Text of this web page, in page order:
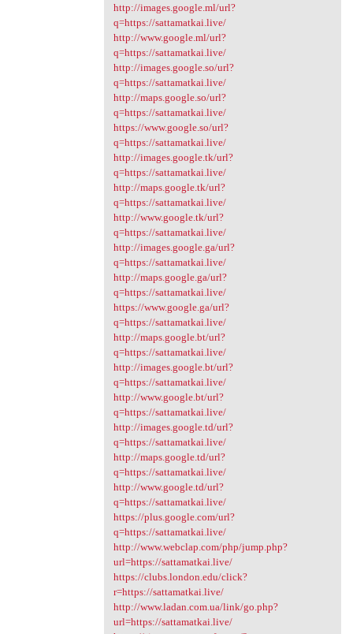
http://images.google.ml/url?
q=https://sattamatkai.live/
http://www.google.ml/url?
q=https://sattamatkai.live/
http://images.google.so/url?
q=https://sattamatkai.live/
http://maps.google.so/url?
q=https://sattamatkai.live/
https://www.google.so/url?
q=https://sattamatkai.live/
http://images.google.tk/url?
q=https://sattamatkai.live/
http://maps.google.tk/url?
q=https://sattamatkai.live/
http://www.google.tk/url?
q=https://sattamatkai.live/
http://images.google.ga/url?
q=https://sattamatkai.live/
http://maps.google.ga/url?
q=https://sattamatkai.live/
https://www.google.ga/url?
q=https://sattamatkai.live/
http://maps.google.bt/url?
q=https://sattamatkai.live/
http://images.google.bt/url?
q=https://sattamatkai.live/
http://www.google.bt/url?
q=https://sattamatkai.live/
http://images.google.td/url?
q=https://sattamatkai.live/
http://maps.google.td/url?
q=https://sattamatkai.live/
http://www.google.td/url?
q=https://sattamatkai.live/
https://plus.google.com/url?
q=https://sattamatkai.live/
http://www.webclap.com/php/jump.php?
url=https://sattamatkai.live/
https://clubs.london.edu/click?
r=https://sattamatkai.live/
http://www.ladan.com.ua/link/go.php?
url=https://sattamatkai.live/